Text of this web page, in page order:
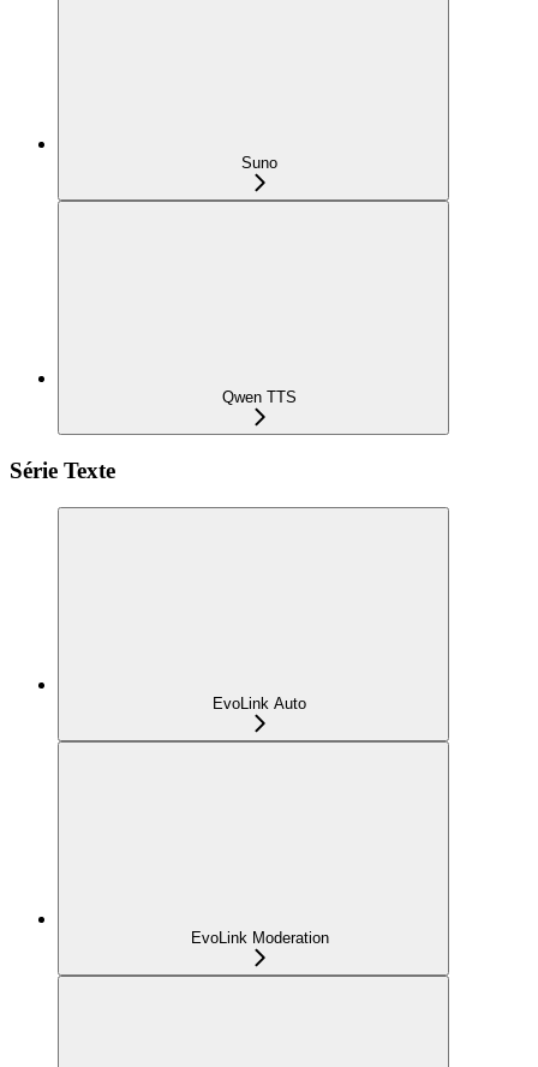
Suno
Qwen TTS
Série Texte
EvoLink Auto
EvoLink Moderation